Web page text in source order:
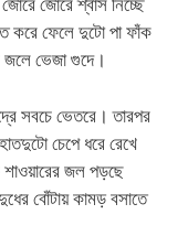
করে ফেলে দুটো পা ফাঁক
জলে ভেজা গুদে।
সবচে ভেতরে। তারপর
চেপে ধরে রেখে
জল পড়ছে
বোঁটায় কামড় বসাতে